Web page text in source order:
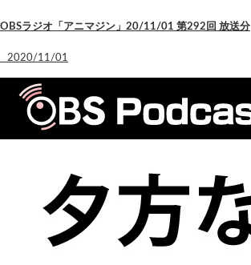
OBSラジオ「アニマジン」20/11/01 第292回 放送分
2020/11/01